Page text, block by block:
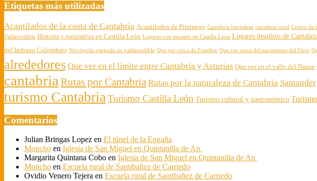
Etiquetas más utilizadas
Acantilados de la costa de Cantabria Acantilados de Pimiango Cantabria burgalesa cantabria rural Centro de
Valderredible Historia y naturaleza en Castilla León Lugares con encanto en Castilla Leon Lugares insolitos de
del Indiano Colombres Necrópolis visigoda en valderredible Que ver cerca de Fontibre Que ver cerca del nacimiento del Ebro
alrededores Que ver en el limite entre Cantabria y Asturias Que ver en el valle del Nansa
cantabria Rutas por Cantabria Rutas por la naturaleza de Cantabria Santander
turismo Cantabria Turismo Castilla León Turismo cultural y gastronómico
Comentarios
Julian Bringas Lopez en El túnel de la Engaña
Moncho en Iglesia de San Miguel en Quintanilla de An
Margarita Quintana Cobo en Iglesia de San Miguel en Quintanilla de An
Moncho en Escuela rural de Santibañez de Carriedo
Ovidio Venero Tejera en Escuela rural de Santibañez de Carriedo